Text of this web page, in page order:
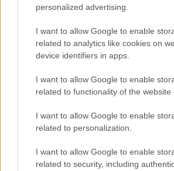
personalized advertising.
I want to allow Google to enable
related to analytics like cookies on
device identifiers in apps.
I want to allow Google to enable
related to functionality of the website
I want to allow Google to enable
related to personalization.
I want to allow Google to enable
related to security, including
Szaftos, ízes burgundi
amivel a legádázabb
Ez a remek padlizsános ragu a